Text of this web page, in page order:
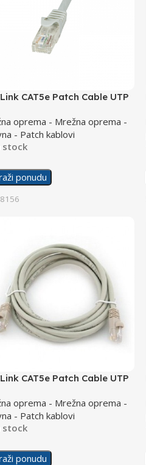
CAT5e Patch Cable UTP
oprema - Mrežna oprema -
- Patch kablovi
stock
ponudu
8156
CAT5e Patch Cable UTP
oprema - Mrežna oprema -
- Patch kablovi
stock
ponudu